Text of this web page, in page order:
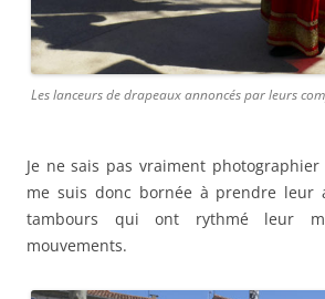
Les lanceurs de drapeaux annoncés par leurs
Je ne sais pas vraiment
me suis donc bornée à prendre leur
tambours qui ont rythmé leur
mouvements.